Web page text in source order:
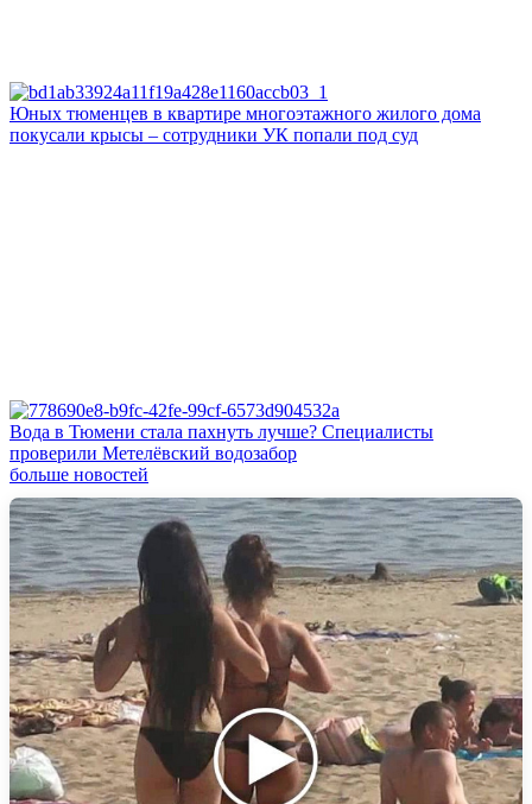
Юных тюменцев в квартире многоэтажного жилого дома
покусали крысы – сотрудники УК попали под суд
Вода в Тюмени стала пахнуть лучше? Специалисты
проверили Метелёвский водозабор
больше новостей